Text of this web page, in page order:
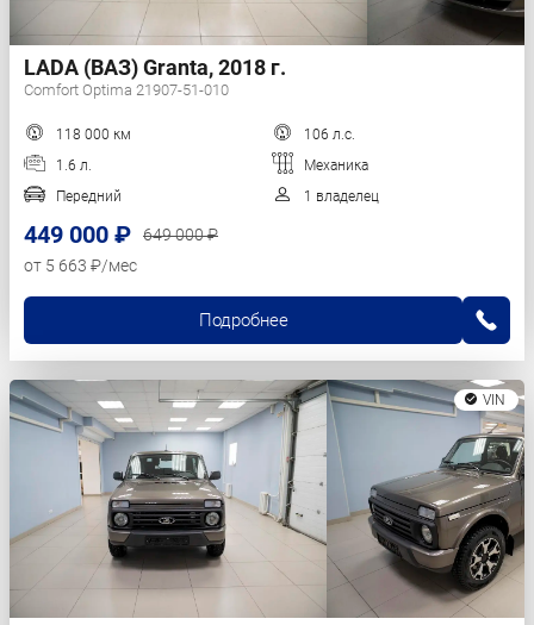
LADA (ВАЗ) Granta, 2018 г.
Comfort Optima 21907-51-010
118 000 км
106 л.с.
1.6 л.
Механика
Передний
1 владелец
449 000 ₽
649 000 ₽
от 5 663 ₽/мес
Подробнее
VIN